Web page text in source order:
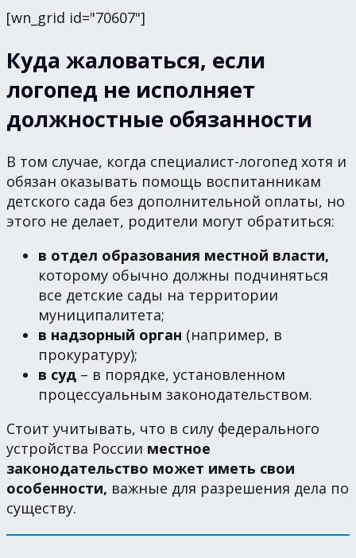
[wn_grid id="70607"]
Куда жаловаться, если
логопед не исполняет
должностные обязанности
В том случае, когда специалист-логопед хотя и
обязан оказывать помощь воспитанникам
детского сада без дополнительной оплаты, но
этого не делает, родители могут обратиться:
в отдел образования местной власти,
которому обычно должны подчиняться
все детские сады на территории
муниципалитета;
в надзорный орган (например, в
прокуратуру);
в суд – в порядке, установленном
процессуальным законодательством.
Стоит учитывать, что в силу федерального
устройства России местное
законодательство может иметь свои
особенности, важные для разрешения дела по
существу.